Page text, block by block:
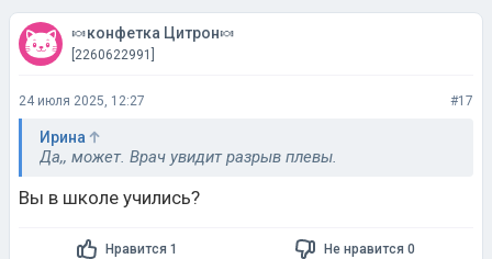
🍬конфетка Цитрон🍬
[2260622991]
24 июля 2025, 12:27 #17
Ирина
Да,, может. Врач увидит разрыв плевы.
Вы в школе учились?
Нравится 1 Не нравится 0